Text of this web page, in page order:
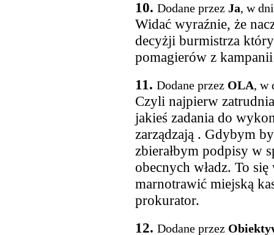
10. Dodane przez Ja, w
Widać wyraźnie, że
decyżji burmistrza który
pomagierów z
11. Dodane przez OLA, w
Czyli najpierw
jakieś zadania do
zarządzają . Gdybym
zbierałbym podpisy w
obecnych władz. To
marnotrawić miejską
prokurator.
12. Dodane przez